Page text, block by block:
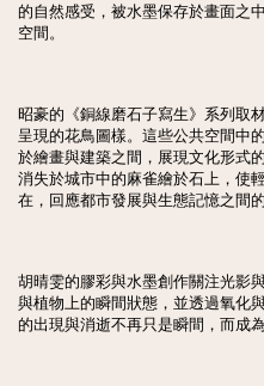
的自然感受，被水墨保存於畫面之
空間。
昭豪的《銅線磨石子寫生》系列取
呈現的花鳥圖樣。這些公共空間中
於繪畫與建築之間，展現文化形式
消失於城市中的麻雀繪於石上，使
在，回應都市發展與生態記憶之間的
胡晴雯的膠彩與水墨創作關注光影
與植物上的瞬間狀態，並透過氧化
的出現與消逝不再只是瞬間，而成